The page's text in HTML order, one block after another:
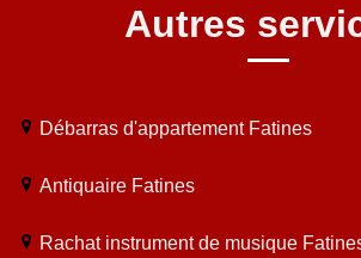
Autres
Débarras d'appartement Fatines
Antiquaire Fatines
Rachat instrument de musique